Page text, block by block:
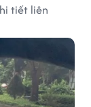
tiết liên